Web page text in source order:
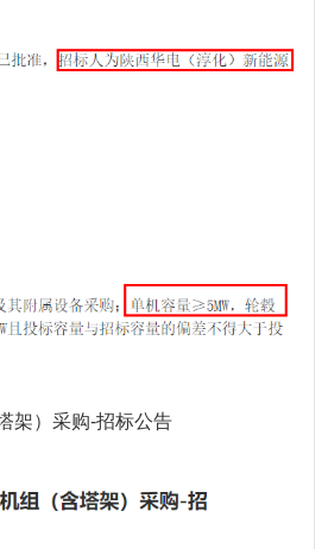
架）采购-招标公告